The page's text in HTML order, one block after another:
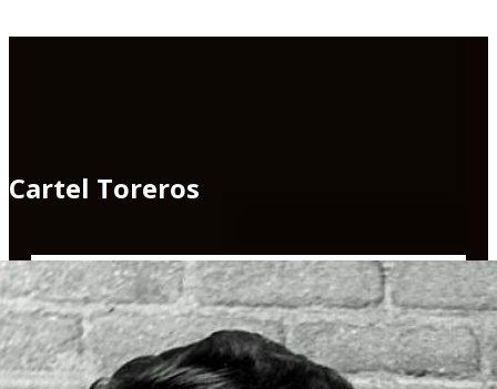
Cartel Toreros